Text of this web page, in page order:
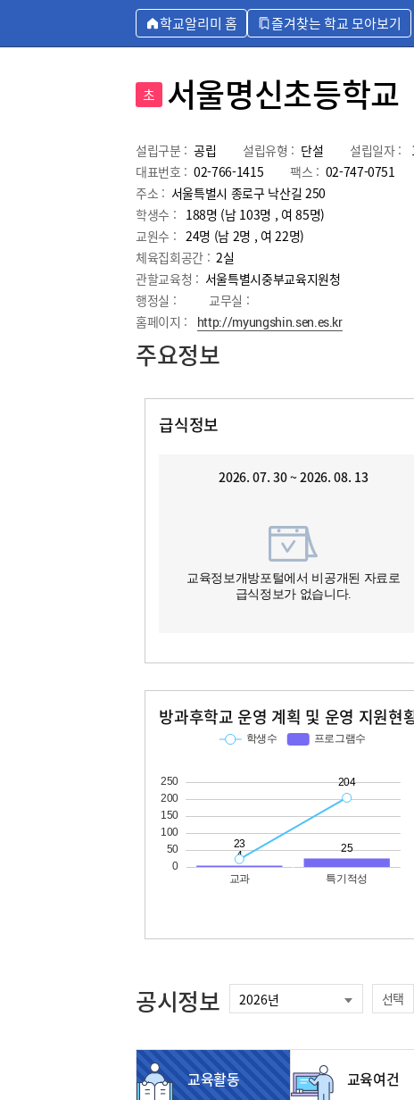
학교알리미 홈 즐겨찾는 학교 모아보기
초 서울명신초등학교
설립구분 : 공립 설립유형 : 단설 설립일자 :
대표번호 : 02-766-1415 팩스 : 02-747-0751
주소 : 서울특별시 종로구 낙산길 250
학생수 : 188명 (남 103명 , 여 85명)
교원수 : 24명 (남 2명 , 여22명)
체육집회공간 : 2실
관할교육청 : 서울특별시중부교육지원청
행정실 :
교무실 :
홈페이지 :
http://myungshin.sen.es.kr
주요정보
급식정보
2026. 07. 30 ~ 2026. 08. 13
교육정보개방포털에서 비공개된 자료로
급식정보가 없습니다.
방과후학교 운영 계획 및 운영 지원현
공시정보 선택
교육활동 교육여건